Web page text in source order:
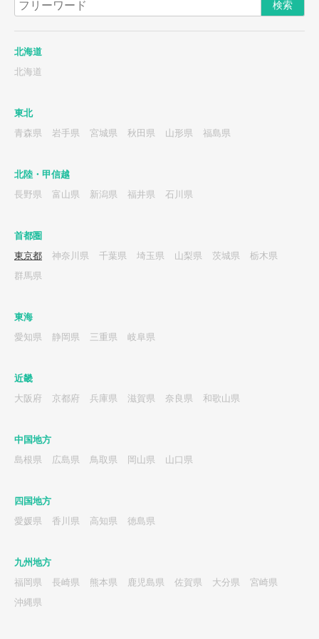
北海道
北海道
東北
青森県
岩手県 宮城県 秋田県 山形県 福島県
北陸・甲信越
長野県
富山県 新潟県 福井県 石川県
首都圏
東京都
神奈川県 千葉県 埼玉県 山梨県 茨城県
栃木県
群馬県
東海
愛知県
静岡県 三重県 岐阜県
近畿
大阪府
京都府 兵庫県 滋賀県 奈良県 和歌山県
中国地方
島根県
広島県 鳥取県 岡山県 山口県
四国地方
愛媛県
香川県 高知県 徳島県
九州地方
福岡県
長崎県 熊本県 鹿児島県 佐賀県 大分県
宮崎県
沖縄県